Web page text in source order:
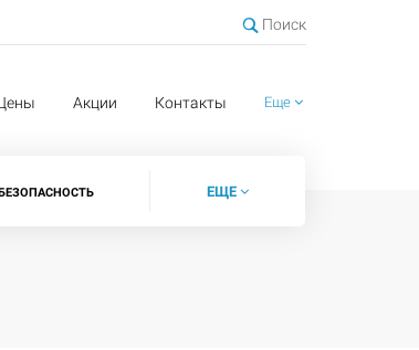
Поиск
Акции Контакты Еще
ЕЩЕ